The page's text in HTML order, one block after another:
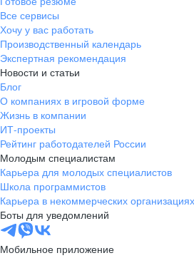
Все сервисы
Хочу у вас работать
Производственный календарь
Экспертная рекомендация
Новости и статьи
Блог
О компаниях в игровой форме
Жизнь в компании
ИТ-проекты
Рейтинг работодателей России
Молодым специалистам
Карьера для молодых специалистов
Школа программистов
Карьера в некоммерческих организациях
Боты для уведомлений
Мобильное приложение